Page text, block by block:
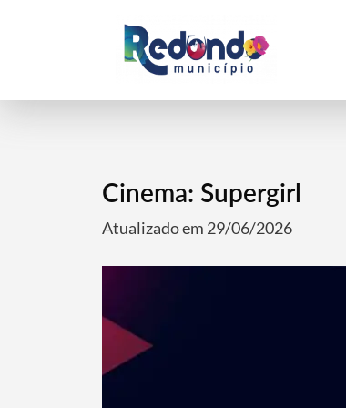
Cinema: Supergirl
Atualizado em 29/06/2026